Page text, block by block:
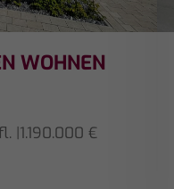
WOHNEN
|1.190.000 €